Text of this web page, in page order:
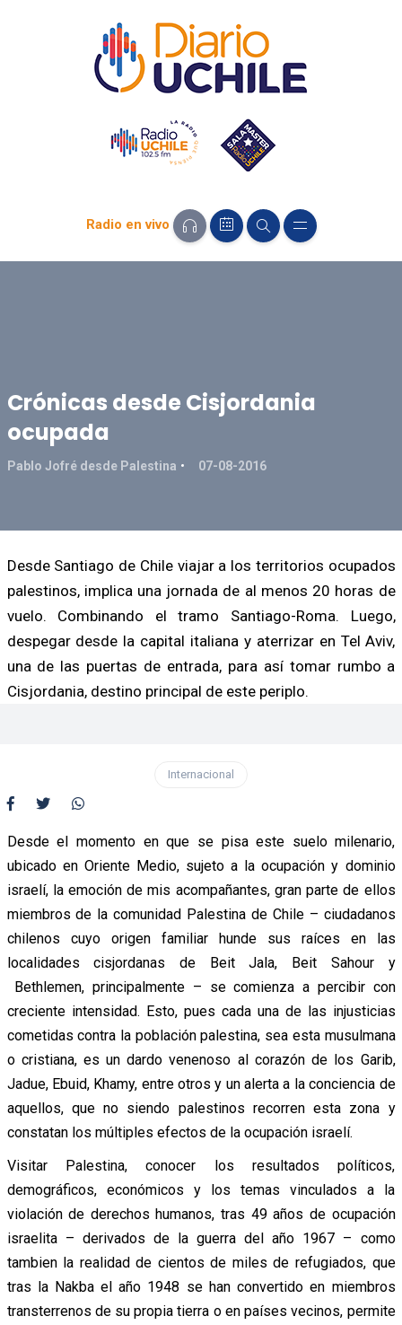
Radio en vivo
Crónicas desde Cisjordania
ocupada
Pablo Jofré desde Palestina 07-08-2016
Desde Santiago de Chile viajar a los territorios ocupados
palestinos, implica una jornada de al menos 20 horas de
vuelo. Combinando el tramo Santiago-Roma. Luego,
despegar desde la capital italiana y aterrizar en Tel Aviv,
una de las puertas de entrada, para así tomar rumbo a
Cisjordania, destino principal de este periplo.
Internacional
Desde el momento en que se pisa este suelo milenario,
ubicado en Oriente Medio, sujeto a la ocupación y dominio
israelí, la emoción de mis acompañantes, gran parte de ellos
miembros de la comunidad Palestina de Chile – ciudadanos
chilenos cuyo origen familiar hunde sus raíces en las
localidades cisjordanas de Beit Jala, Beit Sahour y
Bethlemen, principalmente – se comienza a percibir con
creciente intensidad. Esto, pues cada una de las injusticias
cometidas contra la población palestina, sea esta musulmana
o cristiana, es un dardo venenoso al corazón de los Garib,
Jadue, Ebuid, Khamy, entre otros y un alerta a la conciencia de
aquellos, que no siendo palestinos recorren esta zona y
constatan los múltiples efectos de la ocupación israelí.
Visitar Palestina, conocer los resultados políticos,
demográficos, económicos y los temas vinculados a la
violación de derechos humanos, tras 49 años de ocupación
israelita – derivados de la guerra del año 1967 – como
tambien la realidad de cientos de miles de refugiados, que
tras la Nakba el año 1948 se han convertido en miembros
transterrenos de su propia tierra o en países vecinos, permite